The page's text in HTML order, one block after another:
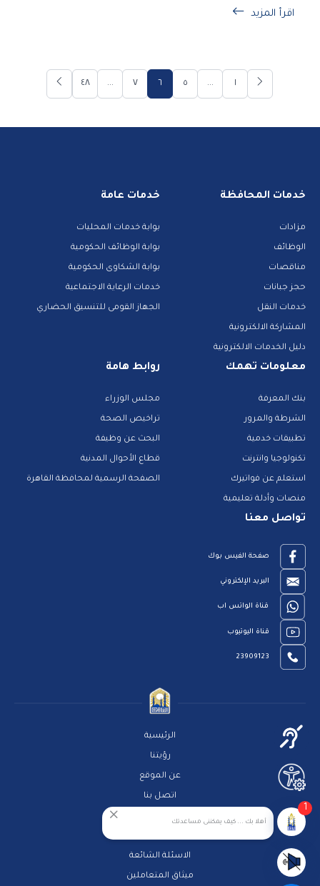
اقرأ المزيد
١ ... ٥ ٦ ٧ ... ٤٨
خدمات المحافظة
مزادات
الوظائف
مناقصات
حجز جبانات
خدمات النقل
المشاركة الالكترونية
دليل الخدمات الالكترونية
خدمات عامة
بوابة خدمات المحليات
بوابة الوظائف الحكومية
بوابة الشكاوى الحكومية
خدمات الرعاية الاجتماعية
الجهاز القومى للتنسيق الحضاري
معلومات تهمك
بنك المعرفة
الشرطة والمرور
تطبيقات خدمية
تكنولوجيا وانترنت
استعلم عن فواتيرك
منصات وأدلة تعليمية
روابط هامة
مجلس الوزراء
تراخيص الصحة
البحث عن وظيفة
قطاع الأحوال المدنية
الصفحة الرسمية لمحافظة القاهرة
تواصل معنا
صفحة الفيس بوك
البريد الإلكتروني
قناة الواتس اب
قناة اليوتيوب
23909123
الرئيسية
رؤيتنا
عن الموقع
اتصل بنا
سياسة الخصوصية
الاسئلة الشائعة
ميثاق المتعاملين
أهلا بك ... كيف يمكننى مساعدتك
1